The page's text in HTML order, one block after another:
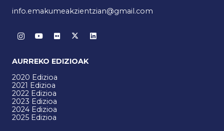
info.emakumeakzientzian@gmail.com
AURREKO EDIZIOAK
2020 Edizioa
2021 Edizioa
2022 Edizioa
2023 Edizioa
2024 Edizioa
2025 Edizioa